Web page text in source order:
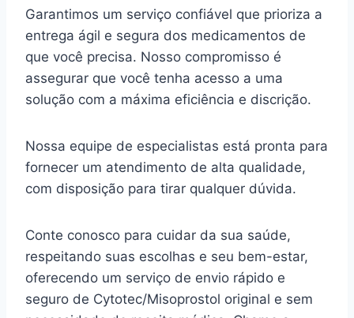
Garantimos um serviço confiável que prioriza a
entrega ágil e segura dos medicamentos de
que você precisa. Nosso compromisso é
assegurar que você tenha acesso a uma
solução com a máxima eficiência e discrição.
Nossa equipe de especialistas está pronta para
fornecer um atendimento de alta qualidade,
com disposição para tirar qualquer dúvida.
Conte conosco para cuidar da sua saúde,
respeitando suas escolhas e seu bem-estar,
oferecendo um serviço de envio rápido e
seguro de Cytotec/Misoprostol original e sem